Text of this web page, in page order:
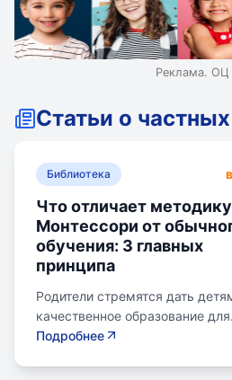
Реклама.
Статьи о
Библиотека
Что отличает методику
Монтессори от
обучения: 3 главных
принципа
Родители стремятся дать
качественное образование для
лучшего будущего. Обучение по
Подробнее